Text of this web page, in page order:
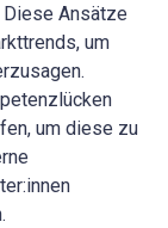
Diese Ansätze
um
um diese zu